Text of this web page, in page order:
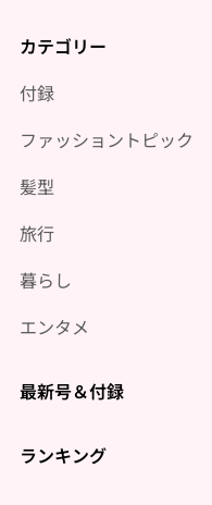
カテゴリー
付録
ファッショントピック
髪型
旅行
暮らし
エンタメ
最新号＆付録
ランキング